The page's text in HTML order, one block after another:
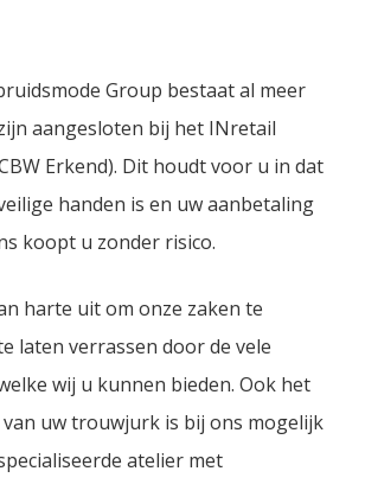
Group bestaat al meer
aangesloten bij het INretail
Erkend). Dit houdt voor u in dat
handen is en uw aanbetaling
koopt u zonder risico.
harte uit om onze zaken te
laten verrassen door de vele
wij u kunnen bieden. Ook het
uw trouwjurk is bij ons mogelijk
atelier met